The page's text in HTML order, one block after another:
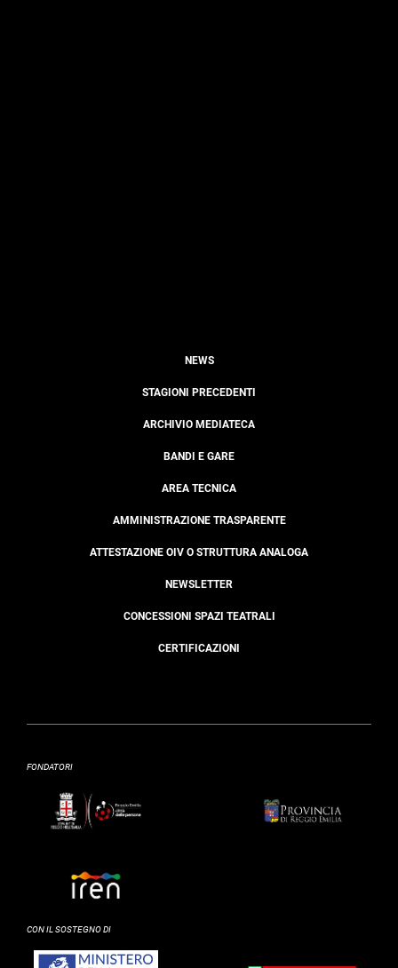
NEWS
STAGIONI PRECEDENTI
ARCHIVIO MEDIATECA
BANDI E GARE
AREA TECNICA
AMMINISTRAZIONE TRASPARENTE
ATTESTAZIONE OIV O STRUTTURA ANALOGA
NEWSLETTER
CONCESSIONI SPAZI TEATRALI
CERTIFICAZIONI
FONDATORI
CON IL SOSTEGNO DI